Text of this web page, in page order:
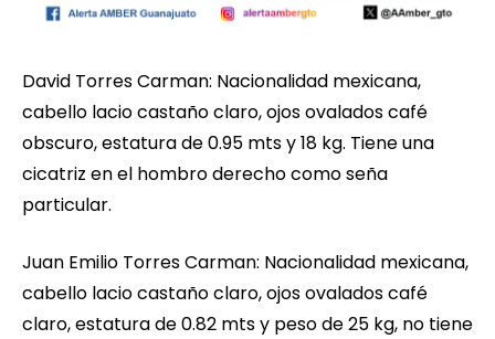
David Torres Carman: Nacionalidad mexicana,
cabello lacio castaño claro, ojos ovalados café
obscuro, estatura de 0.95 mts y 18 kg. Tiene una
cicatriz en el hombro derecho como seña
particular.
Juan Emilio Torres Carman: Nacionalidad mexicana,
cabello lacio castaño claro, ojos ovalados café
claro, estatura de 0.82 mts y peso de 25 kg, no tiene